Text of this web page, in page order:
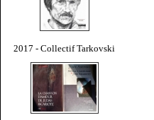
2017 - Collectif Tarkovski